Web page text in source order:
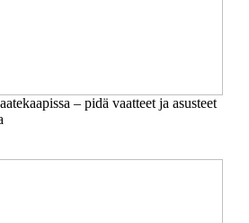
– pidä vaatteet ja asusteet